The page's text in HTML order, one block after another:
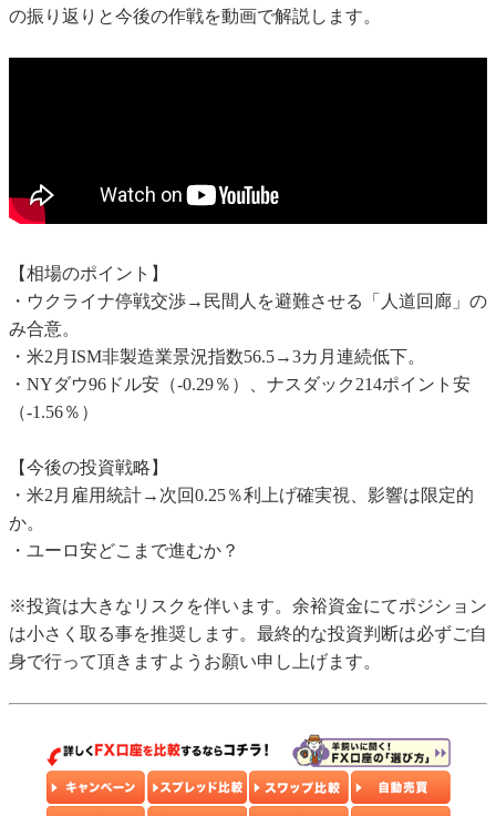
の振り返りと今後の作戦を動画で解説します。
【相場のポイント】
・ウクライナ停戦交渉→民間人を避難させる「人道回廊」の
み合意。
・米2月ISM非製造業景況指数56.5→3カ月連続低下。
・NYダウ96ドル安（-0.29％）、ナスダック214ポイント安
（-1.56％）
【今後の投資戦略】
・米2月雇用統計→次回0.25％利上げ確実視、影響は限定的
か。
・ユーロ安どこまで進むか？
※投資は大きなリスクを伴います。余裕資金にてポジション
は小さく取る事を推奨します。最終的な投資判断は必ずご自
身で行って頂きますようお願い申し上げます。